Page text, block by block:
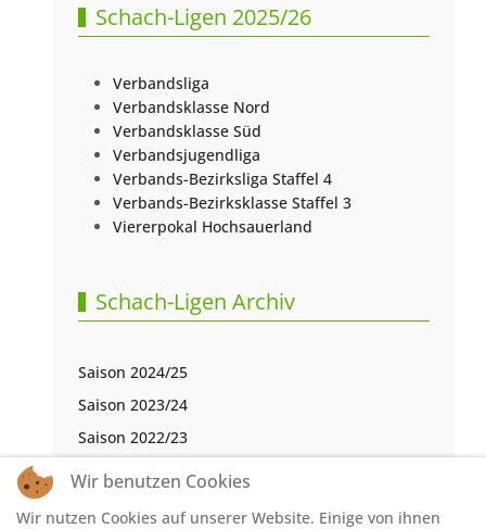
Schach-Ligen 2025/26
Verbandsliga
Verbandsklasse Nord
Verbandsklasse Süd
Verbandsjugendliga
Verbands-Bezirksliga Staffel 4
Verbands-Bezirksklasse Staffel 3
Viererpokal Hochsauerland
Schach-Ligen Archiv
Saison 2024/25
Saison 2023/24
Saison 2022/23
Saison 2021/22
Wir benutzen Cookies
Wir nutzen Cookies auf unserer Website. Einige von ihnen